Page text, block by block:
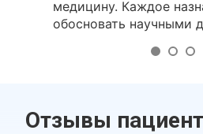
медицину. Каждое
обосновать научными
Отзывы